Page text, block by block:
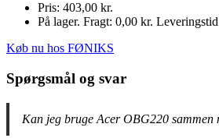
Pris: 403,00 kr.
På lager. Fragt: 0,00 kr.
Køb nu hos FØNIKS
Spørgsmål og svar
Kan jeg bruge Acer OBG220 sammen